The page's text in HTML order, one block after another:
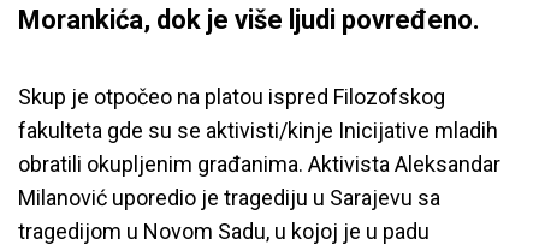
Morankića, dok je više ljudi povređeno.
Skup je otpočeo na platou ispred Filozofskog
fakulteta gde su se aktivisti/kinje Inicijative mladih
obratili okupljenim građanima. Aktivista Aleksandar
Milanović uporedio je tragediju u Sarajevu sa
tragedijom u Novom Sadu, u kojoj je u padu